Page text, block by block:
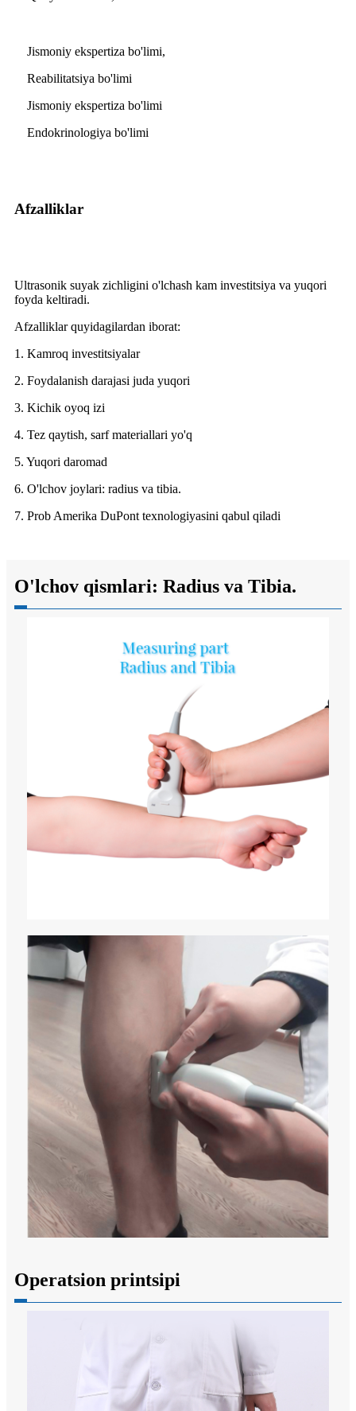
Jismoniy ekspertiza bo'limi,
Reabilitatsiya bo'limi
Jismoniy ekspertiza bo'limi
Endokrinologiya bo'limi
Afzalliklar
Ultrasonik suyak zichligini o'lchash kam investitsiya va yuqori
foyda keltiradi.
Afzalliklar quyidagilardan iborat:
1. Kamroq investitsiyalar
2. Foydalanish darajasi juda yuqori
3. Kichik oyoq izi
4. Tez qaytish, sarf materiallari yo'q
5. Yuqori daromad
6. O'lchov joylari: radius va tibia.
7. Prob Amerika DuPont texnologiyasini qabul qiladi
O'lchov qismlari: Radius va Tibia.
Operatsion printsipi